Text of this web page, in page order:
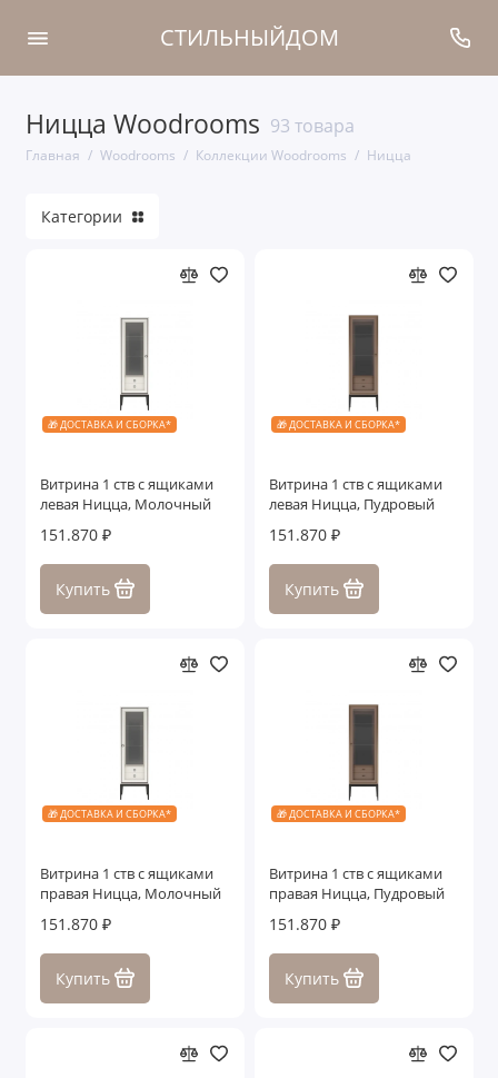
СТИЛЬНЫЙДОМ
Ницца Woodrooms 93 товара
Главная Woodrooms Коллекции Woodrooms Ницца
Коллекции Woodrooms
Тумбы прикроватные
Туалетные столы
Мягкая мебель
Столы обеденные
Зеркала
Консоли
Показать все
Категории
🎁 ДОСТАВКА И СБОРКА*
Витрина 1 ств с ящиками
левая Ницца, Молочный
151.870 ₽
Купить
🎁 ДОСТАВКА И СБОРКА*
Витрина 1 ств с ящиками
левая Ницца, Пудровый
151.870 ₽
Купить
🎁 ДОСТАВКА И СБОРКА*
Витрина 1 ств с ящиками
правая Ницца, Молочный
151.870 ₽
Купить
🎁 ДОСТАВКА И СБОРКА*
Витрина 1 ств с ящиками
правая Ницца, Пудровый
151.870 ₽
Купить